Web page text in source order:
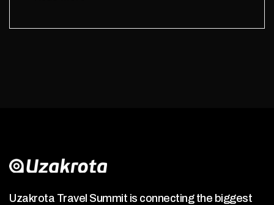
Uzakrota Travel Summit is connecting the biggest